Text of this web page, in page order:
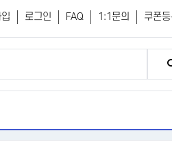
로그인 FAQ 1:1문의 쿠폰